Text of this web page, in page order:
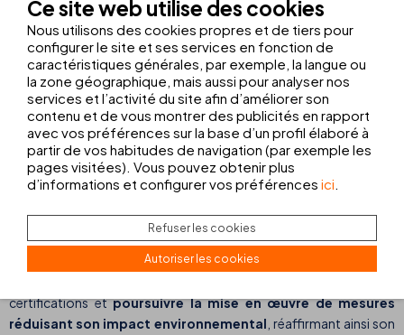
établissement.
Suite à ces efforts, quatre établissements de la chaîne ont atteint
neutralité carbone : le THB Gran Playa, le THB Felip, le THB
Bamboo Alcudia et le THB Ocean Beach. Un résultat qui
témoigne de l’engagement solide de THB hotels en faveur d’un
tourisme plus responsable et respectueux de l’environnement.
clients un séjour de qualité, mais leur assure aussi de contribuer à
un modèle touristique plus durable.
certifications etpoursuivre la mise en œuvre de mesures
réduisant son impact environnemental , réaffirmant ainsi son
Ce site web utilise des cookies
Nous utilisons des cookies propres et de tiers pour
configurer le site et ses services en fonction de
caractéristiques générales, par exemple, la langue ou
la zone géographique, mais aussi pour analyser nos
services et l’activité du site afin d’améliorer son
contenu et de vous montrer des publicités en rapport
avec vos préférences sur la base d’un profil élaboré à
partir de vos habitudes de navigation (par exemple les
pages visitées). Vous pouvez obtenir plus
d’informations et configurer vos préférences ici.
Refuser les cookies
Autoriser les cookies